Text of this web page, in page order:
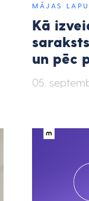
MĀJAS
Kā
un pēc
05.